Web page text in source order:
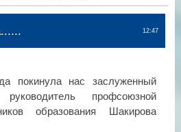
12:47
покинула нас заслуженный
профсоюзной
образования Шакирова